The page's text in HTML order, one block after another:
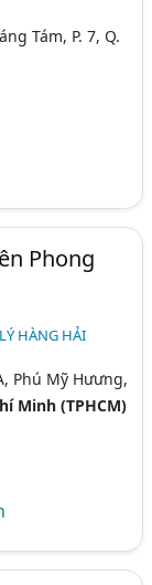
Tám, P. 7, Q.
Phong
HÀNG HẢI
Phú Mỹ Hưưng,
Minh (TPHCM)